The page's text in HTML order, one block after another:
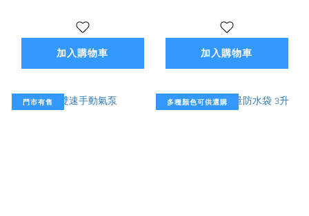
加入購物車 加入購物車
門市有售 多種顏色可供選購